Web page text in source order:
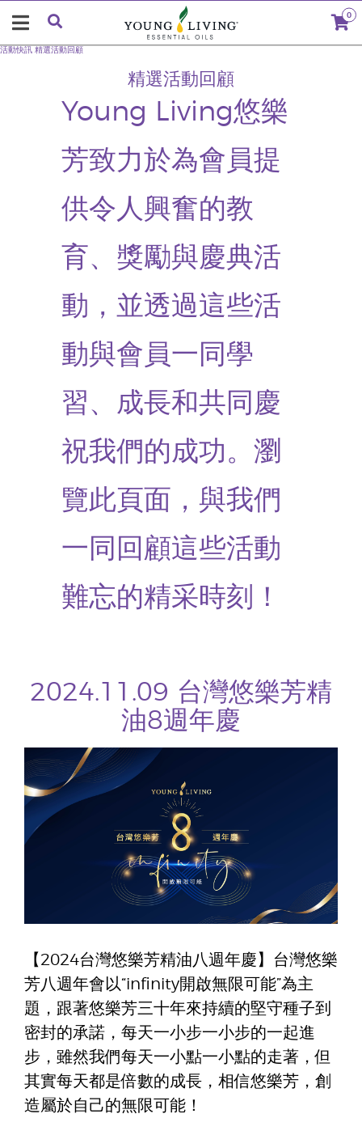
0
精選活動回顧
Young Living悠樂
芳致力於為會員提
供令人興奮的教
育、獎勵與慶典活
動，並透過這些活
動與會員一同學
習、成長和共同慶
祝我們的成功。瀏
覽此頁面，與我們
一同回顧這些活動
難忘的精采時刻！
活動快訊 精選活動回顧
2024.11.09 台灣悠樂芳精
油8週年慶
【2024台灣悠樂芳精油八週年慶】台灣悠樂
芳八週年會以“infinity開啟無限可能”為主
題，跟著悠樂芳三十年來持續的堅守種子到
密封的承諾，每天一小步一小步的一起進
步，雖然我們每天一小點一小點的走著，但
其實每天都是倍數的成長，相信悠樂芳，創
造屬於自己的無限可能！